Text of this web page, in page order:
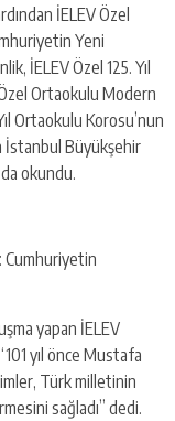
İELEV Özel
Yeni
İELEV Özel 125. Yıl
Ortaokulu Modern
Ortaokulu Korosu’nun
İstanbul Büyükşehir
okundu.
Cumhuriyetin
yapan İELEV
yıl önce Mustafa
Türk milletinin
sağladı” dedi.